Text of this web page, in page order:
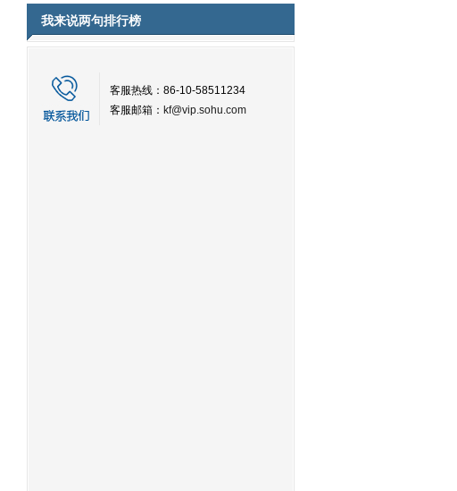
我来说两句排行榜
客服热线：86-10-58511234
客服邮箱： kf@vip.sohu.com